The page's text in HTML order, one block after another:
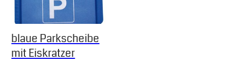
blaue Parkscheibe
mit Eiskratzer